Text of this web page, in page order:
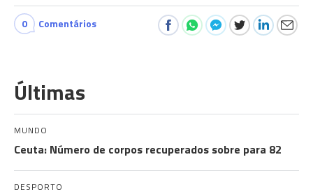
0 Comentários
Últimas
MUNDO
Ceuta: Número de corpos recuperados sobre para 82
DESPORTO